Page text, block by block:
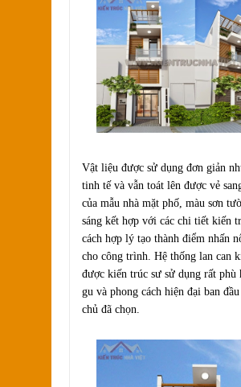
Vật liệu được sử dụng đơn giản
tinh tế và vẫn toát lên được vẻ
của mẫu nhà mặt phố, màu sơn
sáng kết hợp với các chi tiết kiến
cách hợp lý tạo thành điểm nhấn
cho công trình. Hệ thống lan can
được kiến trúc sư sử dụng rất phù
gu và phong cách hiện đại ban
chủ đã chọn.